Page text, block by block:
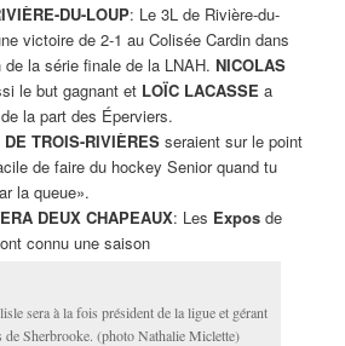
DU-LOUP: Le 3L de Rivière-du-
victoire de 2-1 au Colisée Cardin dans
la série finale de la LNAH. NICOLAS
le but gagnant et LOÏC LACASSE a
la part des Éperviers.
DE TROIS-RIVIÈRESseraient sur le point
de faire du hockey Senior quand tu
la queue».
DEUX CHAPEAUX: Les Exposde
connu une saison
sera à la fois président de la ligue et gérant
de Sherbrooke. (photo Nathalie Miclette)